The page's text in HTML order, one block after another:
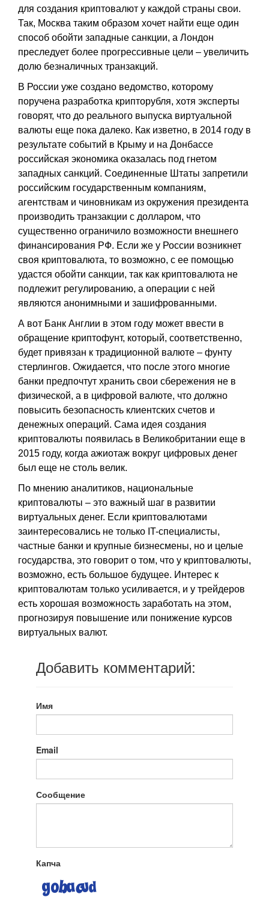
для создания криптовалют у каждой страны свои.
Так, Москва таким образом хочет найти еще один
способ обойти западные санкции, а Лондон
преследует более прогрессивные цели – увеличить
долю безналичных транзакций.
В России уже создано ведомство, которому
поручена разработка крипторубля, хотя эксперты
говорят, что до реального выпуска виртуальной
валюты еще пока далеко. Как изветно, в 2014 году в
результате событий в Крыму и на Донбассе
российская экономика оказалась под гнетом
западных санкций. Соединенные Штаты запретили
российским государственным компаниям,
агентствам и чиновникам из окружения президента
производить транзакции с долларом, что
существенно ограничило возможности внешнего
финансирования РФ. Если же у России возникнет
своя криптовалюта, то возможно, с ее помощью
удастся обойти санкции, так как криптовалюта не
подлежит регулированию, а операции с ней
являются анонимными и зашифрованными.
А вот Банк Англии в этом году может ввести в
обращение криптофунт, который, соответственно,
будет привязан к традиционной валюте – фунту
стерлингов. Ожидается, что после этого многие
банки предпочтут хранить свои сбережения не в
физической, а в цифровой валюте, что должно
повысить безопасность клиентских счетов и
денежных операций. Сама идея создания
криптовалюты появилась в Великобритании еще в
2015 году, когда ажиотаж вокруг цифровых денег
был еще не столь велик.
По мнению аналитиков, национальные
криптовалюты – это важный шаг в развитии
виртуальных денег. Если криптовалютами
заинтересовались не только IT-специалисты,
частные банки и крупные бизнесмены, но и целые
государства, это говорит о том, что у криптовалюты,
возможно, есть большое будущее. Интерес к
криптовалютам только усиливается, и у трейдеров
есть хорошая возможность заработать на этом,
прогнозируя повышение или понижение курсов
виртуальных валют.
Добавить комментарий:
Имя
Email
Сообщение
Капча